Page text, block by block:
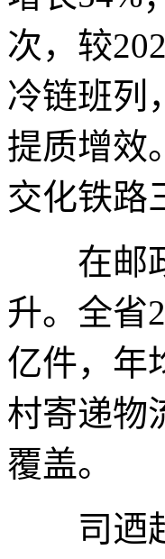
次，较
冷链班列
提质增效
交化铁路
在邮政
升。全省
亿件，年
村寄递物
覆盖。
司迺超